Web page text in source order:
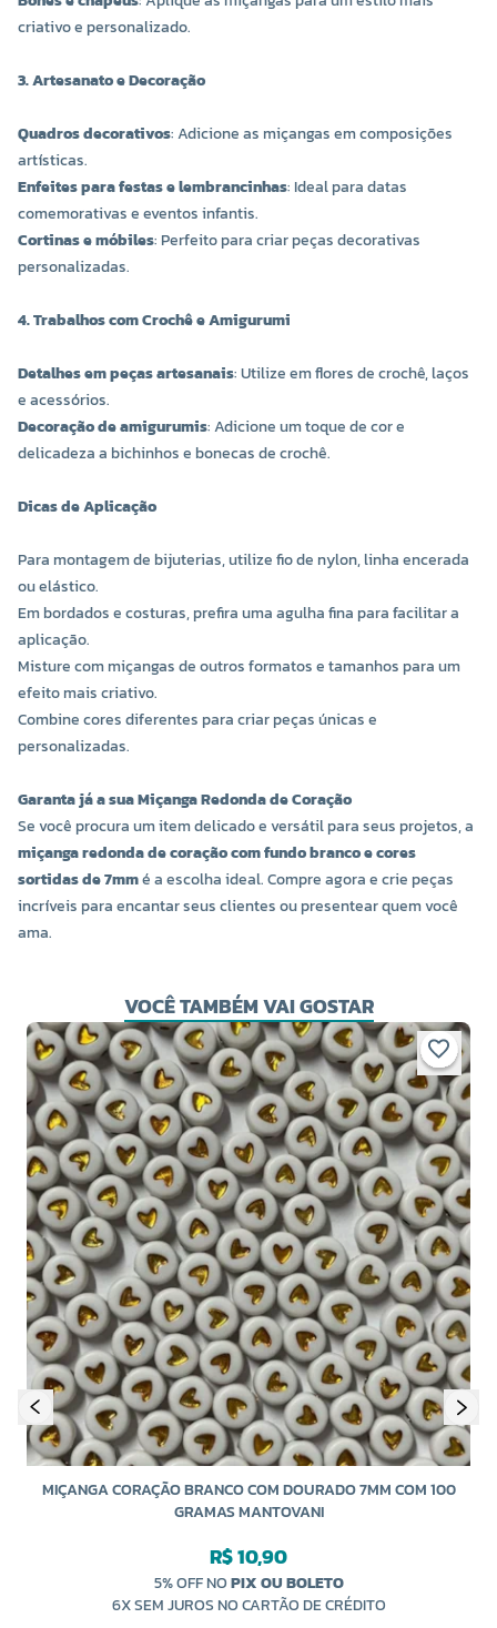
criativo e personalizado.
3. Artesanato e Decoração
Quadros decorativos: Adicione as miçangas em composições
artísticas.
Enfeites para festas e lembrancinhas: Ideal para datas
comemorativas e eventos infantis.
Cortinas e móbiles: Perfeito para criar peças decorativas
personalizadas.
4. Trabalhos com Crochê e Amigurumi
Detalhes em peças artesanais: Utilize em flores de crochê, laços
e acessórios.
Decoração de amigurumis: Adicione um toque de cor e
delicadeza a bichinhos e bonecas de crochê.
Dicas de Aplicação
Para montagem de bijuterias, utilize fio de nylon, linha encerada
ou elástico.
Em bordados e costuras, prefira uma agulha fina para facilitar a
aplicação.
Misture com miçangas de outros formatos e tamanhos para um
efeito mais criativo.
Combine cores diferentes para criar peças únicas e
personalizadas.
Garanta já a sua Miçanga Redonda de Coração
Se você procura um item delicado e versátil para seus projetos, a
miçanga redonda de coração com fundo branco e cores
sortidas de 7mmé a escolha ideal. Compre agora e crie peças
incríveis para encantar seus clientes ou presentear quem você
ama.
VOCÊ TAMBÉM VAI GOSTAR
MIÇANGA CORAÇÃO BRANCO COM DOURADO 7MM COM 100
GRAMAS MANTOVANI
R$ 10,90
5% OFF NOPIX OU BOLETO
6X SEM JUROS NO CARTÃO DE CRÉDITO